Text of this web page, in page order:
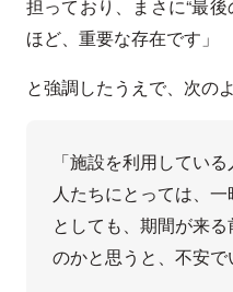
担っており、まさに“最
ほど、重要な存在です」
と強調したうえで、次の
「施設を利用してい
人たちにとっては、
としても、期間が来
のかと思うと、不安で